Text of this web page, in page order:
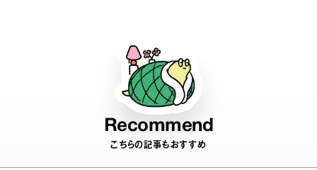
Recommend
こちらの記事もおすすめ